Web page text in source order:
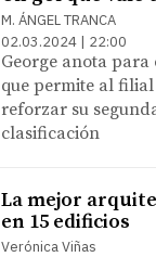
M. ÁNGEL TRANCA
02.03.2024 | 22:00
George anota para
que permite al
reforzar su
clasificación
La mejor
en 15 edificios
Verónica Viñas